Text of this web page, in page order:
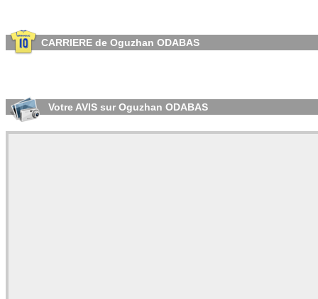
CARRIERE de Oguzhan ODABAS
Votre AVIS sur Oguzhan ODABAS